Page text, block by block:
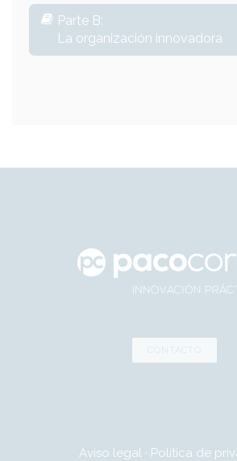
Parte B:
La organización innovadora
CONTACTO
Aviso legal · Política de